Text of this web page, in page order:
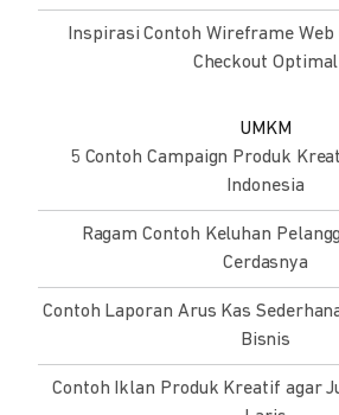
Inspirasi Contoh Wireframe
Checkout Optimal
UMKM
5 Contoh Campaign Produk
Indonesia
Ragam Contoh Keluhan
Cerdasnya
Contoh Laporan Arus Kas
Bisnis
Contoh Iklan Produk Kreatif agar